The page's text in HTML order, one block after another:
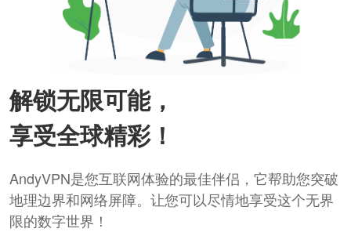
解锁无限可能，
享受全球精彩！
AndyVPN是您互联网体验的最佳伴侣，它帮助您突破
地理边界和网络屏障。让您可以尽情地享受这个无界
限的数字世界！